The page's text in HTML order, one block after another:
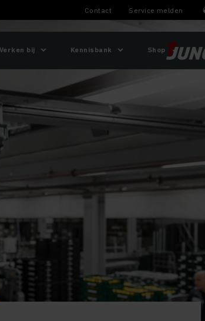
Contact Service melden
bij Kennisbank Shop